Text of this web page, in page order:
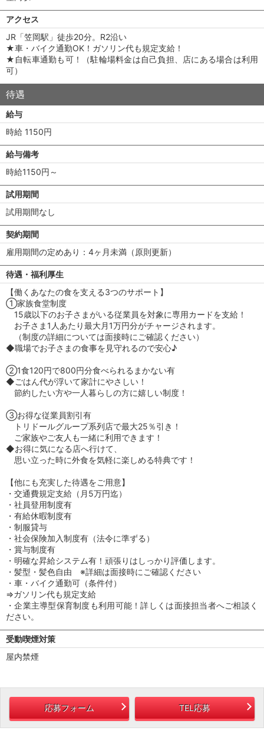
アクセス
JR「笠岡駅」徒歩20分。R2沿い
★車・バイク通勤OK！ガソリン代も規定支給！
★自転車通勤も可！（駐輪場料金は自己負担、店にある場合は利用
可）
待遇
給与
時給 1150円
給与備考
時給1150円～
試用期間
試用期間なし
契約期間
雇用期間の定めあり：4ヶ月未満（原則更新）
待遇・福利厚生
【働くあなたの食を支える3つのサポート】
①家族食堂制度
15歳以下のお子さまがいる従業員を対象に専用カードを支給！
お子さま1人あたり最大月1万円分がチャージされます。
（制度の詳細については面接時にご確認ください）
◆職場でお子さまの食事を見守れるので安心♪
②1食120円で800円分食べられるまかない有
◆ごはん代が浮いて家計にやさしい！
節約したい方や一人暮らしの方に嬉しい制度！
③お得な従業員割引有
トリドールグループ系列店で最大25％引き！
ご家族やご友人も一緒に利用できます！
◆お得に気になる店へ行けて、
思い立った時に外食を気軽に楽しめる特典です！
【他にも充実した待遇をご用意】
・交通費規定支給（月5万円迄）
・社員登用制度有
・有給休暇制度有
・制服貸与
・社会保険加入制度有（法令に準ずる）
・賞与制度有
・明確な昇給システム有！頑張りはしっかり評価します。
・髪型・髪色自由 ※詳細は面接時にご確認ください
・車・バイク通勤可（条件付）
⇒ガソリン代も規定支給
・企業主導型保育制度も利用可能！詳しくは面接担当者へご相談く
ださい。
受動喫煙対策
屋内禁煙
応募フォーム TEL応募